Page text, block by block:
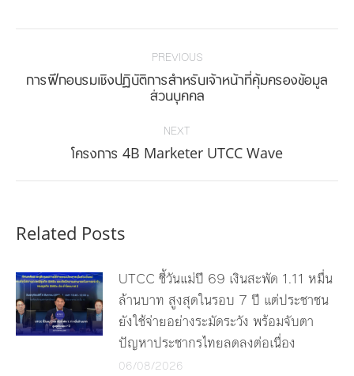
PREVIOUS
Previous
post:
การฝึกอบรมเชิงปฎิบัติการสำหรับเจ้าหน้าที่คุ้มครองข้อมูล
ส่วนบุคคล
NEXT
Next
โครงการ 4B Marketer UTCC Wave
Related Posts
UTCC ชี้วันแม่ปี 69 เงินสะพัด 1.11 หมื่น
ล้านบาท สูงสุดในรอบ 7 ปี แต่ประชาชน
ยังใช้จ่ายอย่างระมัดระวัง พร้อมจับตา
ปัญหาประชากรไทยลดลงต่อเนื่อง
06/08/2026